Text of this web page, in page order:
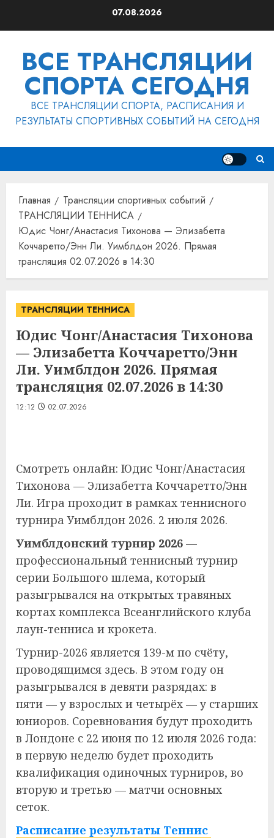
07.08.2026
ВСЕ ТРАНСЛЯЦИИ
СПОРТА СЕГОДНЯ
ВСЕ ТРАНСЛЯЦИИ СПОРТА, РАСПИСАНИЯ И
РЕЗУЛЬТАТЫ СПОРТИВНЫХ СОБЫТИЙ НА СЕГОДНЯ
Главная
Трансляции спортивных событий
ТРАНСЛЯЦИИ ТЕННИСА
Юдис Чонг/Анастасия Тихонова — Элизабетта
Коччаретто/Энн Ли. Уимблдон 2026. Прямая
трансляция 02.07.2026 в 14:30
ТРАНСЛЯЦИИ ТЕННИСА
Юдис Чонг/Анастасия Тихонова
— Элизабетта Коччаретто/Энн
Ли. Уимблдон 2026. Прямая
трансляция 02.07.2026 в 14:30
12:12 02.07.2026
Смотреть онлайн: Юдис Чонг/Анастасия
Тихонова — Элизабетта Коччаретто/Энн
Ли. Игра проходит в рамках теннисного
турнира Уимблдон 2026. 2 июля 2026.
Уимблдонский турнир 2026 —
профессиональный теннисный турнир
серии Большого шлема, который
разыгрывался на открытых травяных
кортах комплекса Всеанглийского клуба
лаун-тенниса и крокета.
Турнир-2026 является 139-м по счёту,
проводящимся здесь. В этом году он
разыгрывался в девяти разрядах: в
пяти — у взрослых и четырёх — у старших
юниоров. Соревнования будут проходить
в Лондоне с 22 июня по 12 июля 2026 года:
в первую неделю будет проходить
квалификация одиночных турниров, во
вторую и третью — матчи основных
сеток.
Расписание результаты Теннис